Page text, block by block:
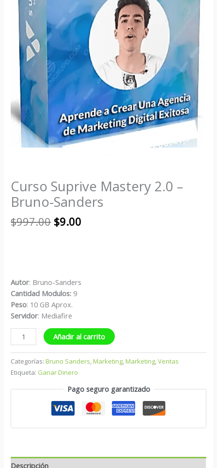
Curso Suprive Mastery 2.0 –
Bruno-Sanders
$997.00 $9.00
Autor: Bruno-Sanders
Cantidad Modulos: 9
Peso: 10 GB Aprox.
Servidor: Mediafire
Añadir al carrito
Categorías:Bruno Sanders,Marketing,Marketing,Ventas
Etiqueta: Ganar Dinero
Pago seguro garantizado
Descripción